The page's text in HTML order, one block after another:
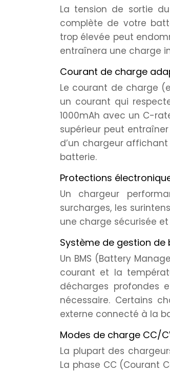
La tension de sortie
complète de votre
trop élevée peut
entraînera une charge
Courant de charge
Le courant de charge
un courant qui
1000mAh avec un C-
supérieur peut
d’un chargeur
batterie.
Protections
Un chargeur
surcharges, les
une charge sécurisée
Système de gestion de
Un BMS (Battery
courant et la
décharges profondes
nécessaire. Certains
externe connecté à la
Modes de charge CC/
La plupart des
La phase CC (Courant